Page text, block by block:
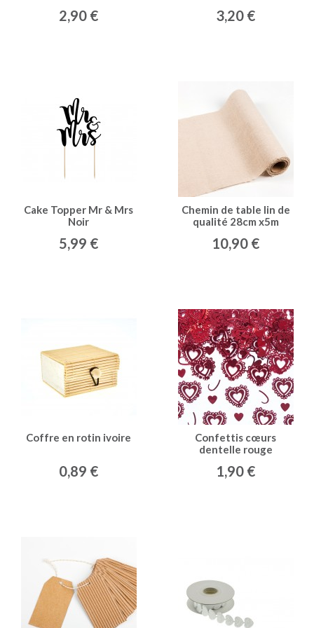
2,90 € 3,20 €
Cake Topper Mr & Mrs
Noir
5,99 €
Chemin de table lin de
qualité 28cm x5m
10,90 €
Coffre en rotin ivoire
0,89 €
Confettis cœurs
dentelle rouge
1,90 €